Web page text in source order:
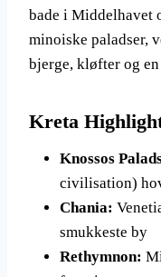
bade i Middelhavet
minoiske paladser,
bjerge, kløfter og
Kreta
Knossos
civilisation)
Chania:
smukkeste by
Rethymnon: